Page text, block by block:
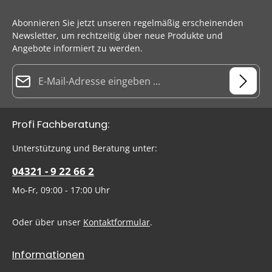
Abonnieren Sie jetzt unseren regelmäßig erscheinenden
Newsletter, um rechtzeitig über neue Produkte und
Angebote informiert zu werden.
E-Mail-Adresse*
Datenschutz
Ich habe dieDatenschutzbestimmungen
einverstanden.
Um weiterzugehen, geben Sie die oben abgebildeten Zeichen
ein*
Die mit einem Stern (*) markierten Felder sind Pflichtfelder.
Profi Fachberatung:
Unterstützung und Beratung unter:
04321 - 9 22 66 2
Mo-Fr, 09:00 - 17:00 Uhr
Oder über unser Kontaktformular.
Informationen